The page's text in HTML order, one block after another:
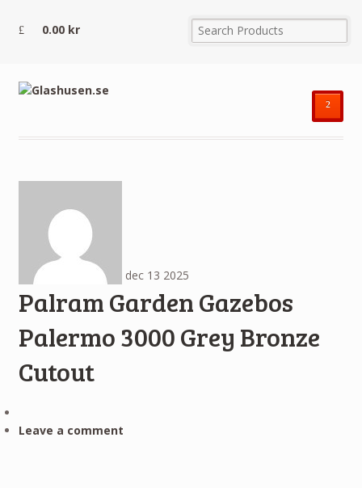
0.00 kr
²
dec 13 2025
Palram Garden Gazebos
Palermo 3000 Grey Bronze
Cutout
Leave a comment